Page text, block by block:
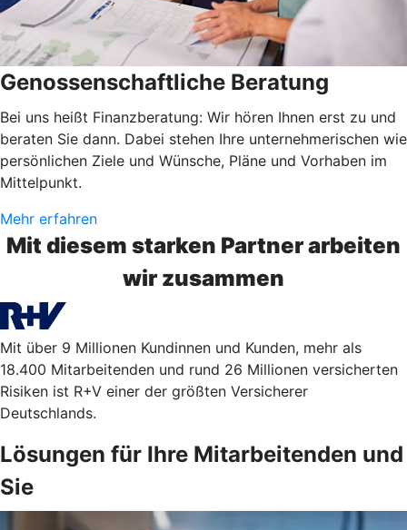
Genossenschaftliche Beratung
Bei uns heißt Finanzberatung: Wir hören Ihnen erst zu und
beraten Sie dann. Dabei stehen Ihre unternehmerischen wie
persönlichen Ziele und Wünsche, Pläne und Vorhaben im
Mittelpunkt.
Mehr erfahren
Mit diesem starken Partner arbeiten
wir zusammen
Mit über 9 Millionen Kundinnen und Kunden, mehr als
18.400 Mitarbeitenden und rund 26 Millionen versicherten
Risiken ist R+V einer der größten Versicherer
Deutschlands.
Lösungen für Ihre Mitarbeitenden und
Sie